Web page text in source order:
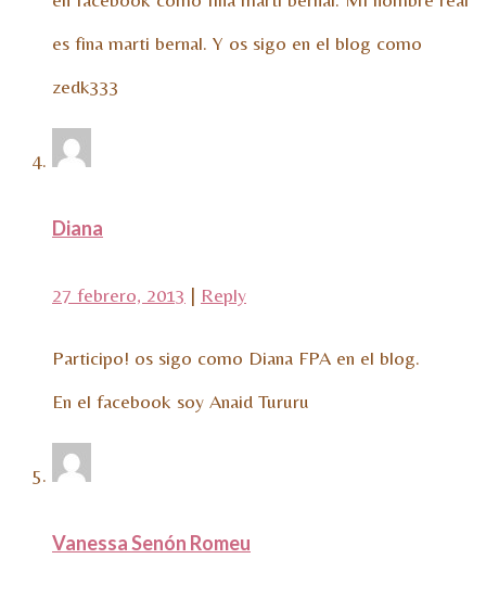
es fina marti bernal. Y os sigo en el blog como
zedk333
Diana
27 febrero, 2013 | Reply
Participo! os sigo como Diana FPA en el blog.
En el facebook soy Anaid Tururu
Vanessa Senón Romeu